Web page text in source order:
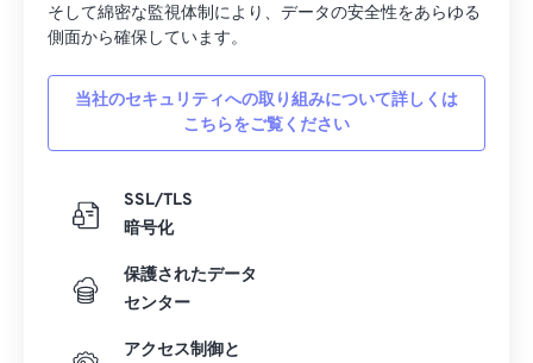
そして綿密な監視体制により、データの安全性をあらゆる
側面から確保しています。
当社のセキュリティへの取り組みについて詳しくは
こちらをご覧ください
SSL/TLS
暗号化
保護されたデータ
センター
アクセス制御と